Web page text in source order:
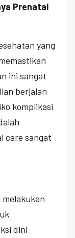
Prenatal
yang
ini sangat
berjalan
komplikasi
care sangat
dini